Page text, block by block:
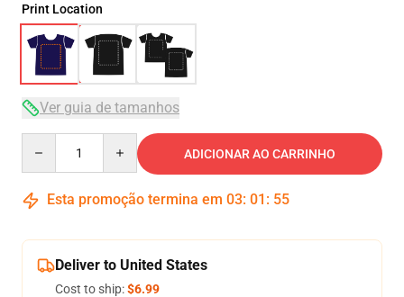
Print Location
Ver guia de tamanhos
ADICIONAR AO CARRINHO
Esta promoção termina em 03: 01 : 54
Deliver to United States
Cost to ship:$6.99